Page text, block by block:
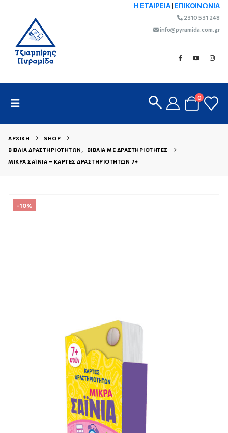
Η ΕΤΑΙΡΕΙΑ ΕΠΙΚΟΙΝΩΝΙΑ
2310 531 248
info@pyramida.com.gr
0
ΑΡΧΙΚΉ
SHOP
ΒΙΒΛΊΑ ΔΡΑΣΤΗΡΙΟΤΉΤΩΝ ,
ΒΙΒΛΊΑ ΜΕ ΔΡΑΣΤΗΡΙΌΤΗΤΕΣ
ΜΙΚΡΆ ΣΑΪ́ΝΙΑ – ΚΆΡΤΕΣ ΔΡΑΣΤΗΡΙΟΤΉΤΩΝ 7+
-10%